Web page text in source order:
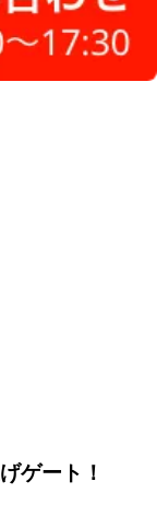
ゲート！